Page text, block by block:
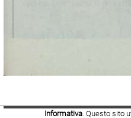
Informativa . Questo sito